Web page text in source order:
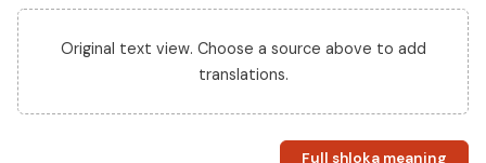
Original text view. Choose a source above to add
translations.
Full shloka meaning